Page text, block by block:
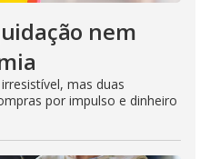
nem
mas duas
por impulso e dinheiro